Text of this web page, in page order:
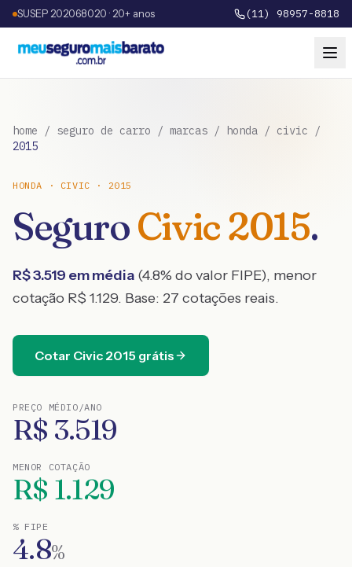
SUSEP 202068020 · 20+ anos (11) 98957-8818
home / seguro de carro / marcas / honda / civic /
2015
HONDA · CIVIC · 2015
SeguroCivic2015.
R$3.519 em média (4.8% do valor FIPE), menor
cotação R$ 1.129. Base: 27 cotações reais.
Cotar Civic 2015 grátis
PREÇO MÉDIO/ANO
R$ 3.519
MENOR COTAÇÃO
R$ 1.129
% FIPE
4.8%